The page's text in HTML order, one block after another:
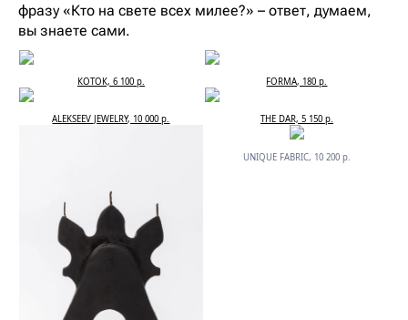
фразу «Кто на свете всех милее?» – ответ, думаем,
вы знаете сами.
КОТОК, 6 100 р. FORMA, 180 р.
ALEKSEEV JEWELRY, 10 000 р. THE DAR, 5 150 р.
UNIQUE FABRIC, 10 200 р.